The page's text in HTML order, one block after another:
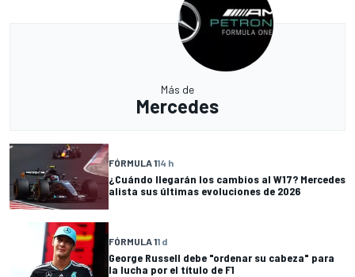
Más de
Mercedes
FÓRMULA 114 h
¿Cuándo llegarán los cambios al W17? Mercedes
alista sus últimas evoluciones de 2026
FÓRMULA 11 d
George Russell debe "ordenar su cabeza" para
la lucha por el título de F1